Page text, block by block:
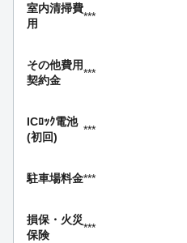
室内清掃費
用
***
その他費用
契約金
***
ICﾛｯｸ電池
(初回)
***
駐車場料金***
損保・ 火災
保険
***